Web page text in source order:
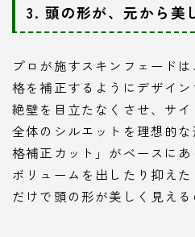
3. 頭の形が、元から美
プロが施すスキンフェード
格を補正するようにデザイ
絶壁を目立たなくさせ、サ
全体のシルエットを理想的
格補正カット」がベースに
ボリュームを出したり抑え
だけで頭の形が美しく見える